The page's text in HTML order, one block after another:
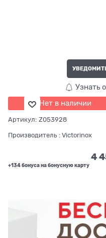
Узнать
Нет в наличии
Артикул: Z053928
Производитель : Victorinox
4
+134 бонуса на бонусную карту